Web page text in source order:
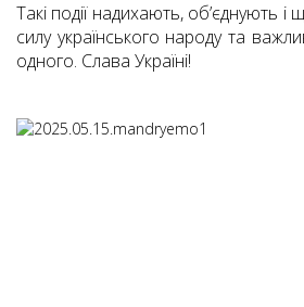
Такі події надихають, об’єднують
силу українського народу та
одного. Слава Україні!